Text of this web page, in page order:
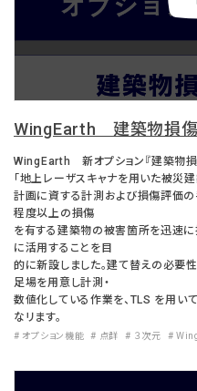
WingEarth 建築物損
WingEarth 新オプション『建築物損
「地上レーザスキャナを用いた被災
計画に資する計測および損傷評価の
程度以上の損傷
を有する建築物の被害箇所を迅速
に活用することを目
的に新設しました。建て替えの必要
足場を用意し計測・
数値化している作業を、TLS を用
なリます。
# オプション機能 # 点群 # ３次元 #